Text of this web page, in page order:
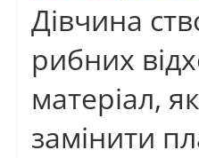
Дівчина
рибних
матеріал,
замінити